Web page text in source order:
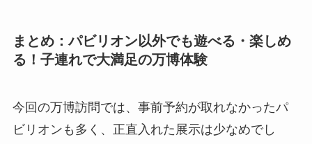
まとめ：パビリオン以外でも遊べる・楽しめ
る！子連れで大満足の万博体験
今回の万博訪問では、事前予約が取れなかったパ
ビリオンも多く、正直入れた展示は少なめでし